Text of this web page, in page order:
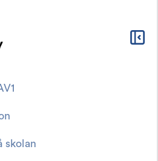
skolan
och felsökning